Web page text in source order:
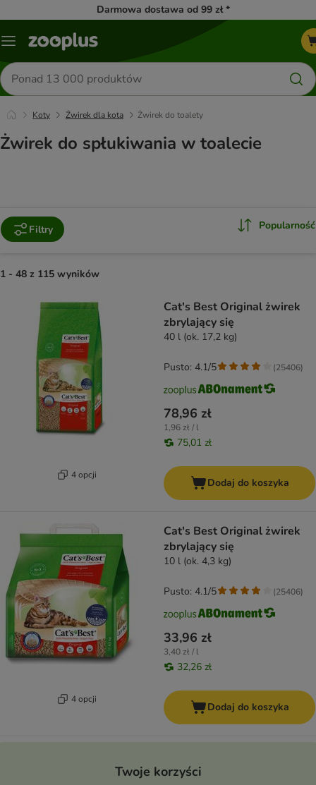
Darmowa dostawa od 99 zł *
Menu
Szukaj
produktów
Koty Żwirek dla kota Żwirek do toalety
Żwirek do spłukiwania w toalecie
Filtry Popularność
1 - 48 z 115 wyników
4 opcji
Cat's Best Original żwirek
zbrylający się
40 l (ok. 17,2 kg)
78,96 zł
1,96 zł / l
75,01 zł
Pusto: 4.1/5 (25406)
Dodaj do koszyka
4 opcji
Cat's Best Original żwirek
zbrylający się
10 l (ok. 4,3 kg)
33,96 zł
3,40 zł / l
32,26 zł
Pusto: 4.1/5 (25406)
Dodaj do koszyka
Twoje korzyści